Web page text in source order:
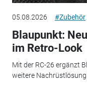
05.08.2026 #Zubehör
Blaupunkt:
im Retro-Look
Mit der RC-26 ergänzt
weitere